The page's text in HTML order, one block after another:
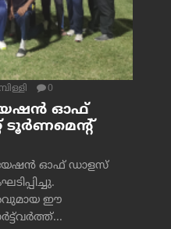
0
ഓഫ്
ടൂർണമെന്റ്
ഓഫ് ഡാളസ്
ഈ